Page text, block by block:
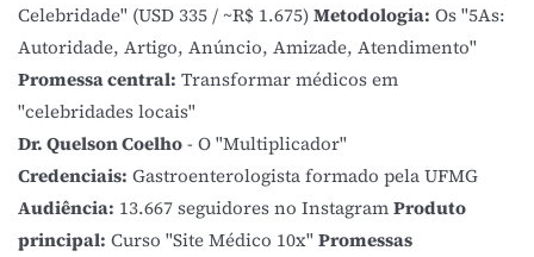
Celebridade" (USD 335 / ~R$ 1.675)Metodologia: Os "5As:
Autoridade, Artigo, Anúncio, Amizade, Atendimento"
Promessa central: Transformar médicos em
"celebridades locais"
Dr. Quelson Coelho- O "Multiplicador"
Credenciais: Gastroenterologista formado pela UFMG
Audiência: 13.667 seguidores no InstagramProduto
principal: Curso "Site Médico 10x" Promessas